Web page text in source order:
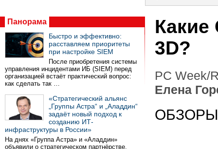
Панорама
Быстро и эффективно:
расставляем приоритеты
при настройке SIEM
После приобретения системы
управления инцидентами ИБ (SIEM) перед
организацией встаёт практический вопрос:
как сделать так …
«Стратегический альянс
„Группы Астра“ и „Аладдин“
задаёт новый подход к
созданию ИТ-
инфраструктуры в России»
На днях «Группа Астра» и «Аладдин»
объявили о стратегическом партнёрстве.
3D?
PC Week/
Елена
ОБЗОРЫ